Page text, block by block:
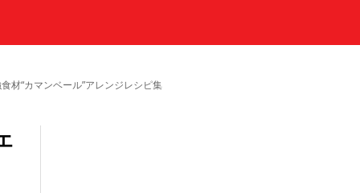
材“カマンベール”アレンジレシピ集